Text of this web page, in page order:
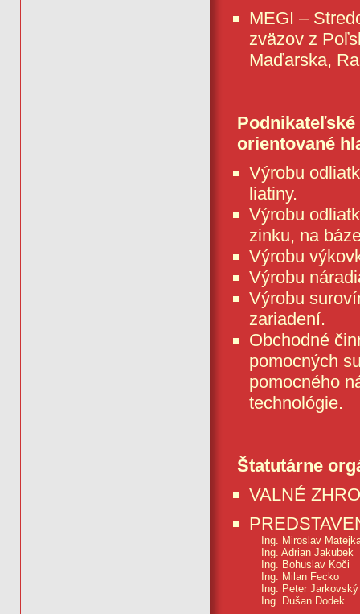
MEGI –
zväzov z
Maďarska,
Podnikateľské
orientované
Výrobu
liatiny.
Výrobu
zinku, na
Výrobu
Výrobu
Výrobu
zariadení.
Obchodné
pomocných
pomocného
technológie.
Štatutárne
VALNÉ
Ing. Miroslav
Ing. Adrian Jakubek
Ing. Bohuslav Koči
Ing. Milan Fecko
Ing. Peter Jarkovský
Ing. Dušan Dodek